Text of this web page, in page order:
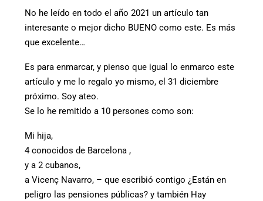
No he leído en todo el año 2021 un artículo tan
interesante o mejor dicho BUENO como este. Es más
que excelente…
Es para enmarcar, y pienso que igual lo enmarco este
artículo y me lo regalo yo mismo, el 31 diciembre
próximo. Soy ateo.
Se lo he remitido a 10 persones como son:
Mi hija,
4 conocidos de Barcelona ,
y a 2 cubanos,
a Vicenç Navarro, – que escribió contigo ¿Están en
peligro las pensiones públicas? y también Hay